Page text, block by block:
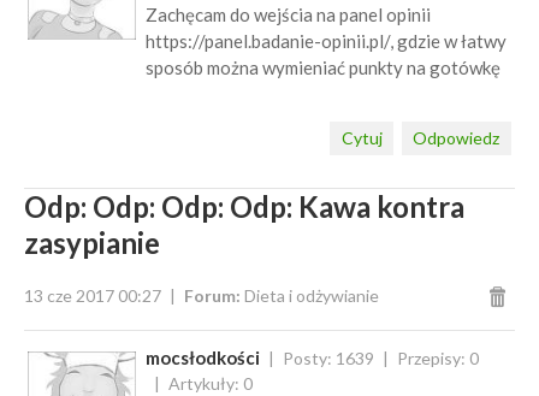
Zachęcam do wejścia na panel opinii
https://panel.badanie-opinii.pl/, gdzie w łatwy
sposób można wymieniać punkty na gotówkę
Odpowiedz
Cytuj
Odp: Odp: Odp: Odp: Kawa kontra
zasypianie
13 cze 2017 00:27 Forum: Dieta i odżywianie
mocsłodkości Posty: 1639
Przepisy: 0
Artykuły: 0